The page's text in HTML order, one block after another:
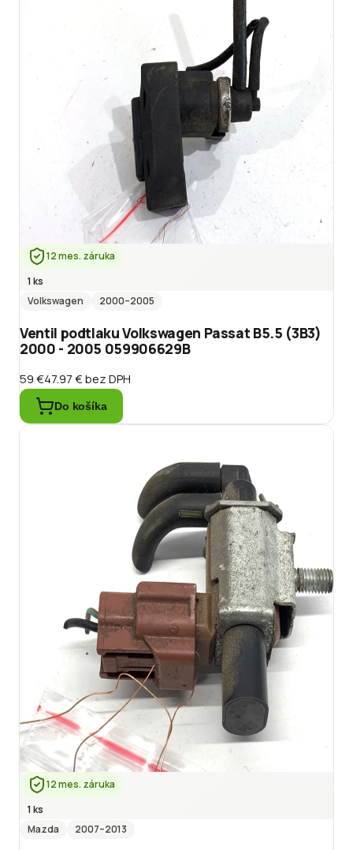
12 mes. záruka
1 ks
Volkswagen
2000–2005
Ventil podtlaku Volkswagen Passat B5.5 (3B3)
2000 - 2005 059906629B
59 €47.97 €bez DPH
Do košíka
12 mes. záruka
1 ks
Mazda
2007–2013